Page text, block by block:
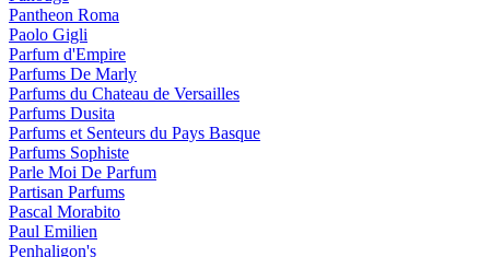
Pantheon Roma
Paolo Gigli
Parfum d'Empire
Parfums De Marly
Parfums du Chateau de Versailles
Parfums Dusita
Parfums et Senteurs du Pays Basque
Parfums Sophiste
Parle Moi De Parfum
Partisan Parfums
Pascal Morabito
Paul Emilien
Penhaligon's